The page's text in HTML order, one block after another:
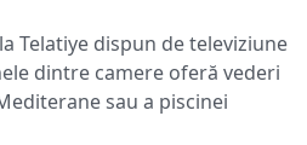
Telatiye dispun de televiziune
dintre camere oferă vederi
sau a piscinei